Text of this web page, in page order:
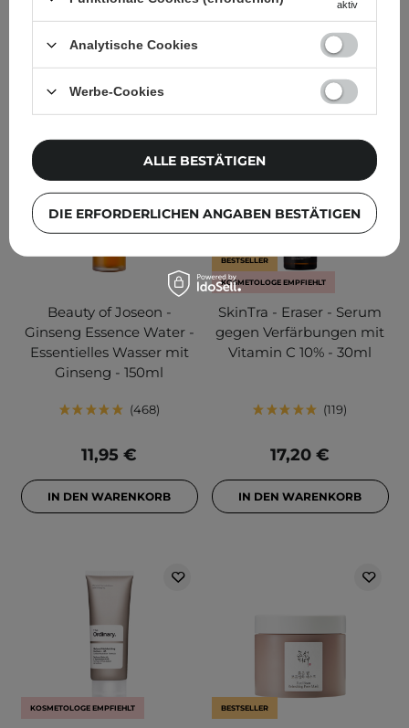
IN DEN WARENKORB
12,95 €
IN DEN WARENKORB
Beauty of Joseon -
Ginseng Essence Water -
Essentielles Wasser mit
Ginseng - 150ml
468
11,95 €
IN DEN WARENKORB
BESTSELLER
KOSMETOLOGE EMPFIEHLT
SkinTra - Eraser - Serum
gegen Verfärbungen mit
Vitamin C 10% - 30ml
119
17,20 €
IN DEN WARENKORB
KOSMETOLOGE EMPFIEHLT BESTSELLER
aktiv
Analytische Cookies
Werbe-Cookies
DIE ERFORDERLICHEN ANGABEN BESTÄTIGEN
ALLE BESTÄTIGEN